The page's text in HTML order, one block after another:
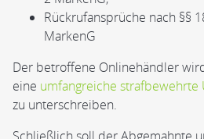
Rückrufansprüche nach §§
MarkenG
Der betroffene Onlinehändler
eine umfangreiche strafbewehrte
zu unterschreiben.